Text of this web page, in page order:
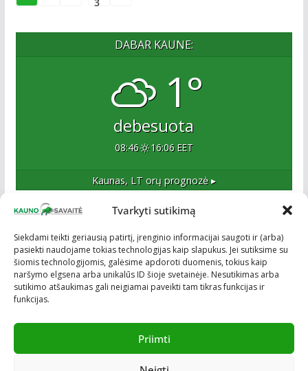
Tvarkyti sutikimą
Siekdami teikti geriausią patirtį, įrenginio informacijai saugoti ir (arba)
pasiekti naudojame tokias technologijas kaip slapukus. Jei sutiksime su
šiomis technologijomis, galėsime apdoroti duomenis, tokius kaip
naršymo elgsena arba unikalūs ID šioje svetainėje. Nesutikimas arba
sutikimo atšaukimas gali neigiamai paveikti tam tikras funkcijas ir
funkcijas.
Priimti
DABAR KAUNE:
1°
debesuota
08:46 16:06 EET
Kaunas, LTorų prognozė ▸
Esame naujas Kaune, tačiau veržlus ir profesionalus
kolektyvas. Ne naujokai žiniasklaidoje. Į Kauną
žengiame tvirtai įsitikinę savo sėkme.